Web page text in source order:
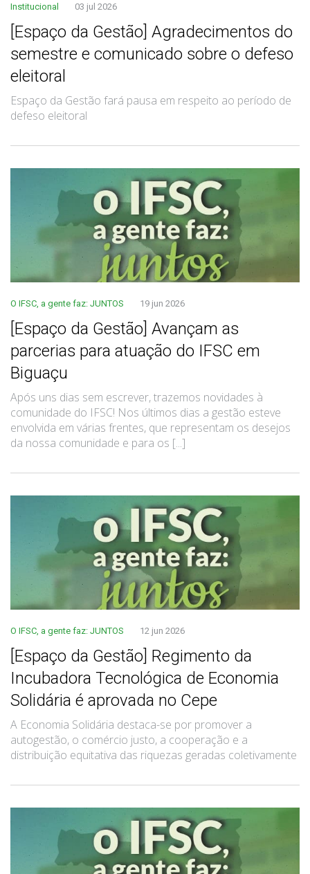
Institucional 03 jul 2026
[Espaço da Gestão] Agradecimentos do
semestre e comunicado sobre o defeso
eleitoral
Espaço da Gestão fará pausa em respeito ao período de
defeso eleitoral
O IFSC, a gente faz: JUNTOS 19 jun 2026
[Espaço da Gestão] Avançam as
parcerias para atuação do IFSC em
Biguaçu
Após uns dias sem escrever, trazemos novidades à
comunidade do IFSC! Nos últimos dias a gestão esteve
envolvida em várias frentes, que representam os desejos
da nossa comunidade e para os [...]
O IFSC, a gente faz: JUNTOS 12 jun 2026
[Espaço da Gestão] Regimento da
Incubadora Tecnológica de Economia
Solidária é aprovada no Cepe
A Economia Solidária destaca-se por promover a
autogestão, o comércio justo, a cooperação e a
distribuição equitativa das riquezas geradas coletivamente